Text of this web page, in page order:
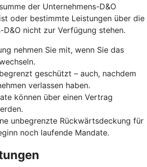
der Unternehmens-D&O
oder bestimmte Leistungen über die
D&O nicht zur Verfügung stehen.
nehmen Sie mit, wenn Sie das
geschützt – auch, nachdem
verlassen haben.
können über einen Vertrag
unbegrenzte Rückwärtsdeckung für
noch laufende Mandate.